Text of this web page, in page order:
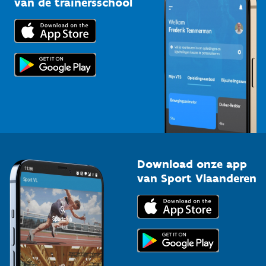
Trainers en begeleiders
Topsporters
Downloads
Voor de pers
Download onze app
van Sport Vlaanderen